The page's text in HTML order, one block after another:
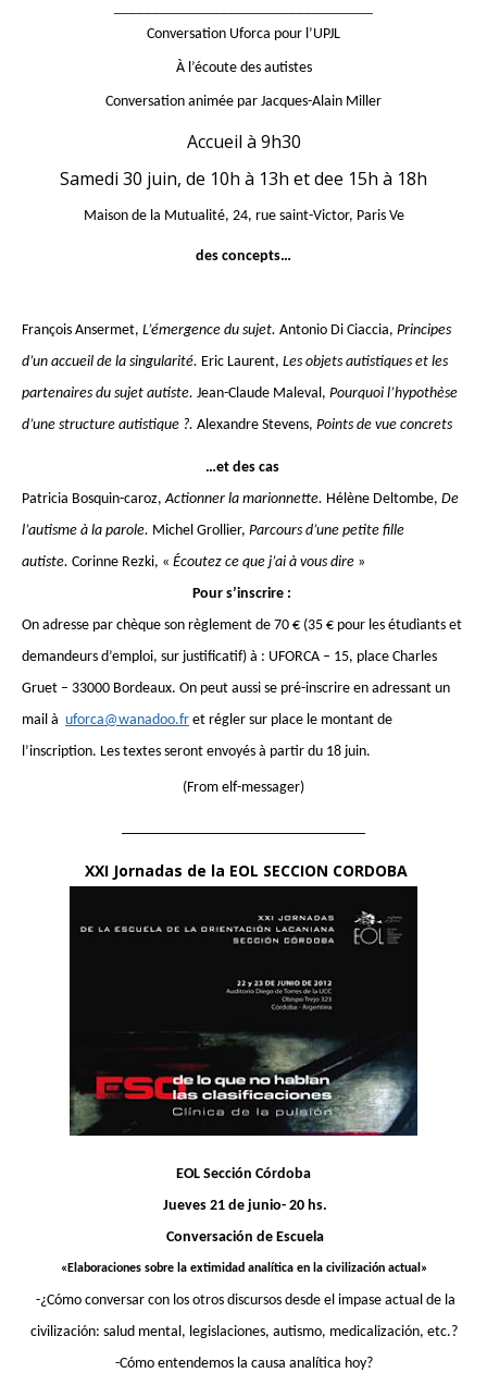
Conversation Uforca pour l’UPJL
À l’écoute des autistes
Conversation animée par Jacques-Alain Miller
Accueil à 9h30
Samedi 30 juin, de 10h à 13h et dee 15h à 18h
Maison de la Mutualité, 24, rue saint-Victor, Paris Ve
des concepts…
François Ansermet, L’émergence du sujet. Antonio Di Ciaccia, Principes
d’un accueil de la singularité. Eric Laurent, Les objets autistiques et les
partenaires du sujet autiste. Jean-Claude Maleval, Pourquoi l’hypothèse
d’une structure autistique ?. Alexandre Stevens, Points de vue concrets
…et des cas
Patricia Bosquin-caroz, Actionner la marionnette. Hélène Deltombe, De
l’autisme à la parole. Michel Grollier, Parcours d’une petite fille
autiste. Corinne Rezki, « Écoutez ce que j’ai à vous dire »
Pour s’inscrire :
On adresse par chèque son règlement de 70 € (35 € pour les étudiants et
demandeurs d’emploi, sur justificatif) à : UFORCA – 15, place Charles
Gruet – 33000 Bordeaux. On peut aussi se pré-inscrire en adressant un
mail à uforca@wanadoo.fr et régler sur place le montant de
l’inscription. Les textes seront envoyés à partir du 18 juin.
(From elf-messager)
XXI Jornadas de la EOL SECCION CORDOBA
EOL Sección Córdoba
Jueves 21 de junio- 20 hs.
Conversación de Escuela
«Elaboraciones sobre la extimidad analítica en la civilización actual»
-¿Cómo conversar con los otros discursos desde el impase actual de la
civilización: salud mental, legislaciones, autismo, medicalización, etc.?
-Cómo entendemos la causa analítica hoy?